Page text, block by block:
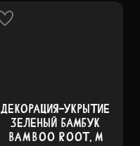
ДЕКОРАЦИЯ-УКРЫТИЕ
ЗЕЛЕНЫЙ БАМБУК
BAMBOO ROOT, M